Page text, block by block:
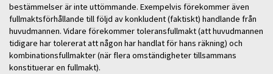
bestämmelser är inte uttömmande. Exempelvis förekommer även
fullmaktsförhållande till följd av konkludent (faktiskt) handlande från
huvudmannen. Vidare förekommer toleransfullmakt (att huvudmannen
tidigare har tolererat att någon har handlat för hans räkning) och
kombinationsfullmakter (när flera omständigheter tillsammans
konstituerar en fullmakt).